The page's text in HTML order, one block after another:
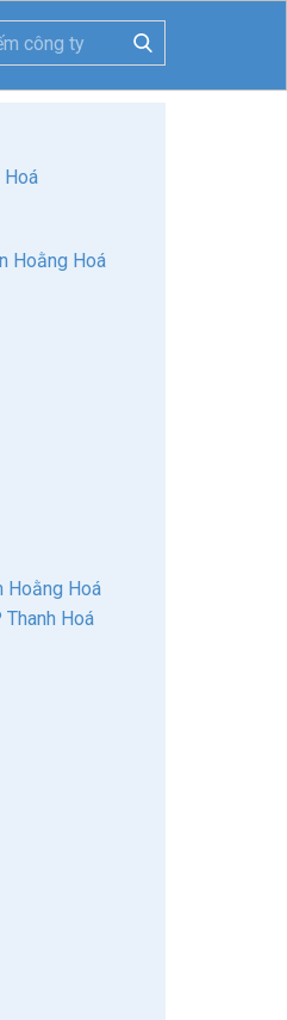
Hoá
Hoằng Hoá
Hoằng Hoá
Hoá